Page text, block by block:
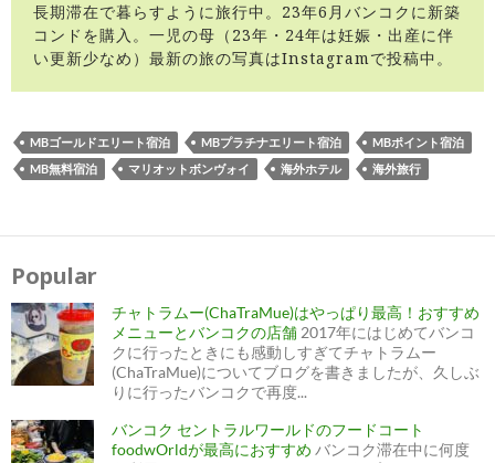
長期滞在で暮らすように旅行中。23年6月バンコクに新築
コンドを購入。一児の母（23年・24年は妊娠・出産に伴
い更新少なめ）最新の旅の写真はInstagramで投稿中。
MBゴールドエリート宿泊 MBプラチナエリート宿泊
MBポイント宿泊
MB無料宿泊
マリオットボンヴォイ 海外ホテル 海外旅行
投
ビ
ゲ
ー
シ
ョ
ン
Popular
チャトラムー(ChaTraMue)はやっぱり最高！おすすめ
メニューとバンコクの店舗 2017年にはじめてバンコ
クに行ったときにも感動しすぎてチャトラムー
(ChaTraMue)についてブログを書きましたが、久しぶ
りに行ったバンコクで再度...
バンコク セントラルワールドのフードコート
foodwOrldが最高におすすめ バンコク滞在中に何度